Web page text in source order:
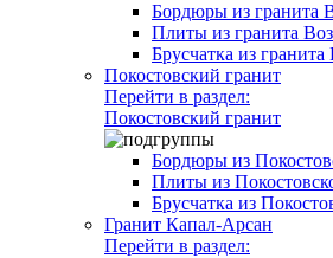
Бордюры из гранита
Плиты из гранита
Брусчатка из
Покостовский гранит
Перейти в раздел:
Покостовский гранит
Бордюры из
Плиты из
Брусчатка из
Гранит Капал-Арсан
Перейти в раздел: